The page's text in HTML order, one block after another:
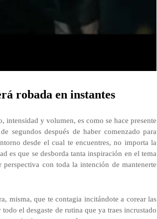
robada en instantes
y volumen, es como se hace presente
segundos después de haber comenzado para
desde el cual te encuentres, no importa la
es que se desborda tanta inspiración en el tema
con toda la intención de mantenerte
misma, que te contagia incitándote a corear las
el desgaste de rutina que ya traes incrustado